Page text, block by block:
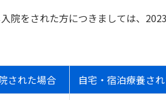
院をされた方につきましては、
された場合
自宅・宿泊療養さ